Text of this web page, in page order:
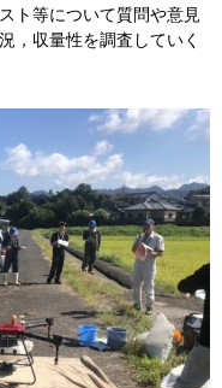
ト等について質問や意見
，収量性を調査していく